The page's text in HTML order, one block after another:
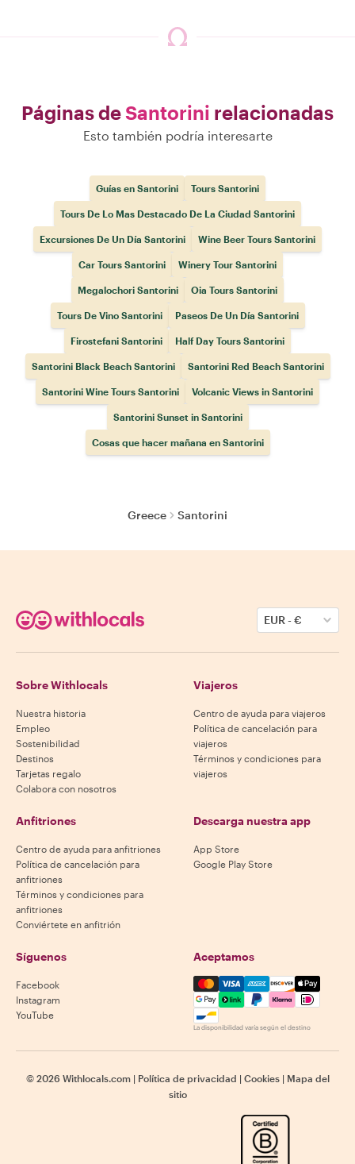
Páginas deSantorini relacionadas
Esto también podría interesarte
Guías en Santorini Tours Santorini
Tours De Lo Mas Destacado De La Ciudad Santorini
Excursiones De Un Día Santorini Wine Beer Tours Santorini
Car Tours Santorini Winery Tour Santorini
Megalochori Santorini Oia Tours Santorini
Tours De Vino Santorini Paseos De Un Día Santorini
Firostefani Santorini Half Day Tours Santorini
Santorini Black Beach Santorini Santorini Red Beach Santorini
Santorini Wine Tours Santorini Volcanic Views in Santorini
Santorini Sunset in Santorini
Cosas que hacer mañana en Santorini
Greece Santorini
EUR-€
Sobre Withlocals
Nuestra historia
Empleo
Sostenibilidad
Destinos
Tarjetas regalo
Colabora con nosotros
Viajeros
Centro de ayuda para viajeros
Política de cancelación para
viajeros
Términos y condiciones para
viajeros
Anfitriones
Centro de ayuda para anfitriones
Política de cancelación para
anfitriones
Términos y condiciones para
anfitriones
Conviértete en anfitrión
Descarga nuestra app
App Store
Google Play Store
Síguenos
Facebook
Instagram
YouTube
Aceptamos
Mastercard, Visa, Amex,
La disponibilidad varía según el destino
© 2026 Withlocals.com | Política de privacidad | Cookies | Mapa del
sitio